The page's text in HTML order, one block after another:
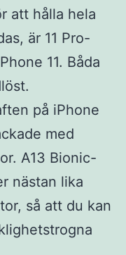
att hålla hela
är 11 Pro-
11. Båda
på iPhone
med
A13 Bionic-
nästan lika
så att du kan